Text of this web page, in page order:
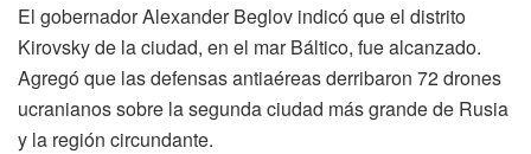
El gobernador Alexander Beglov indicó que el distrito
Kirovsky de la ciudad, en el mar Báltico, fue alcanzado.
Agregó que las defensas antiaéreas derribaron 72 drones
ucranianos sobre la segunda ciudad más grande de Rusia
y la región circundante.